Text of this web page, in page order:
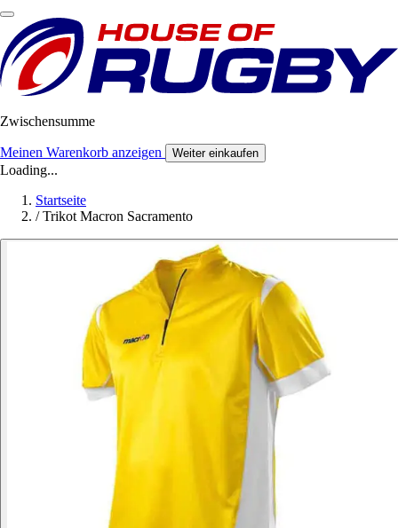
Zwischensumme
Meinen Warenkorb anzeigen Weiter einkaufen
Loading...
Startseite
/ Trikot Macron Sacramento